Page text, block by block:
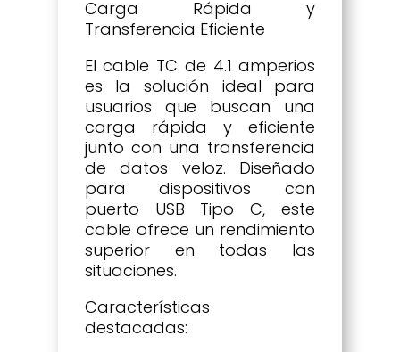
Carga Rápida y
Transferencia Eficiente
El cable TC de 4.1 amperios
es la solución ideal para
usuarios que buscan una
carga rápida y eficiente
junto con una transferencia
de datos veloz. Diseñado
para dispositivos con
puerto USB Tipo C, este
cable ofrece un rendimiento
superior en todas las
situaciones.
Características
destacadas: